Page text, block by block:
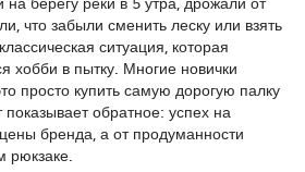
что забыли сменить леску или взять
ситуация, которая
хобби в пытку. Многие новички
просто купить самую дорогую палку
обратное: успех на
бренда, а от продуманности
рюкзаке.